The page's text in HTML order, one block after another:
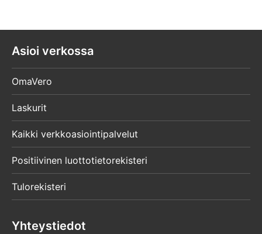
Asioi verkossa
OmaVero
Laskurit
Kaikki verkkoasiointipalvelut
Positiivinen luottotietorekisteri
Tulorekisteri
Yhteystiedot